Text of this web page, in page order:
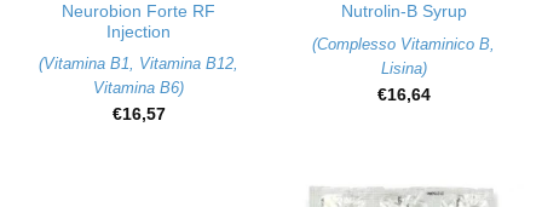
Neurobion Forte RF
Injection
(Vitamina B1 Vitamina B12
Vitamina B6)
€16,57
Nutrolin-B Syrup
(Complesso Vitaminico B
Lisina)
€16,64